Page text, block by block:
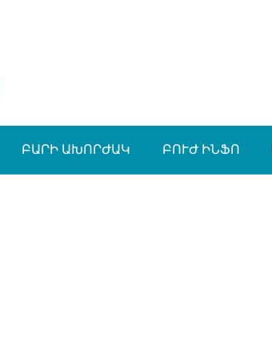
ԲԱՐԻ ԱԽՈՐԺԱԿ ԲՈՒԺ ԻՆՖՈ